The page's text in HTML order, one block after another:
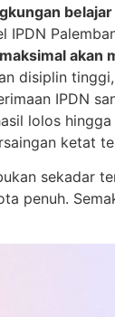
IPDN
akan
disiplin
IPDN
lolos
ketat
sekadar
penuh.